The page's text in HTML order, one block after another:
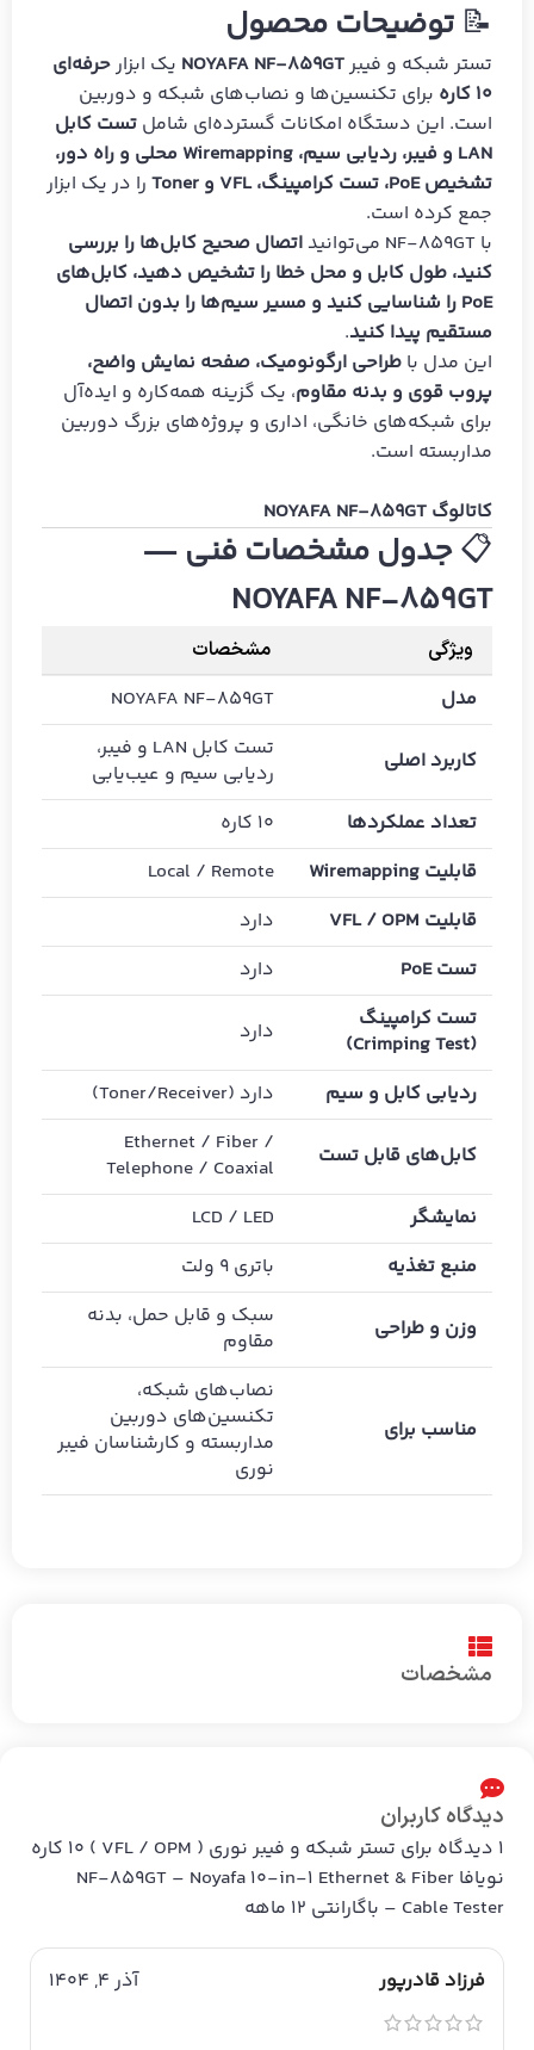
📝 توضیحات محصول
تستر شبکه و فیبرNOYAFA NF-859GT یک ابزارحرفه‌ای
۱۰ کاره
برای تکنسین‌ها و نصاب‌های شبکه و دوربین
است. این دستگاه امکانات گسترده‌ای شامل تست کابل
LAN و فیبر، ردیابی سیم، Wiremapping محلی و راه دور،
تشخیص PoE، تست کرامپینگ، VFL و Toner
را در یک ابزار
جمع کرده است.
با NF-859GT می‌توانید
اتصال صحیح کابل‌ها را بررسی
کنید، طول کابل و محل خطا را تشخیص دهید، کابل‌های
PoE را شناسایی کنید و مسیر سیم‌ها را بدون اتصال
مستقیم پیدا کنید.
این مدل با طراحی ارگونومیک، صفحه نمایش واضح،
پروب قوی و بدنه مقاوم، یک گزینه همه‌کاره و ایده‌آل
برای شبکه‌های خانگی، اداری و پروژه‌های بزرگ دوربین
مداربسته است.
کاتالوگ NOYAFA NF-859GT
📋جدول مشخصات فنی —
NOYAFA NF-859GT
ویژگی مشخصات
مدل NOYAFA NF-859GT
کاربرد اصلی
تست کابل LAN و فیبر،
ردیابی سیم و عیب‌یابی
تعداد عملکردها
۱۰ کاره
قابلیت Wiremapping
Local / Remote
قابلیت VFL / OPM
دارد
تست PoE
دارد
تست کرامپینگ
(Crimping Test)
دارد
ردیابی کابل و سیم دارد (Toner/Receiver)
کابل‌های قابل تست
Ethernet / Fiber /
Telephone / Coaxial
نمایشگر
LCD / LED
منبع تغذیه
باتری 9 ولت
وزن و طراحی
سبک و قابل حمل، بدنه
مقاوم
مناسب برای
نصاب‌های شبکه،
تکنسین‌های دوربین
مداربسته و کارشناسان فیبر
نوری
مشخصات
دیدگاه کاربران
1 دیدگاه برای
تستر شبکه و فیبر نوری ( VFL / OPM ) 10 کاره
نویافا NF-859GT – Noyafa 10-in-1 Ethernet & Fiber
Cable Tester – باگارانتی 12 ماهه
فرزاد قادرپور آذر 4, 1404